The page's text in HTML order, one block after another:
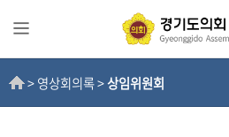
본문으로 바로
메인메뉴 바로
전
자
> 영상회의록 >상임위원회